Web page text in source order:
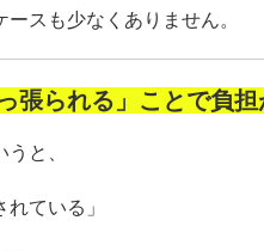
ースも少なくありません。
張られる」ことで負
と、
れている」